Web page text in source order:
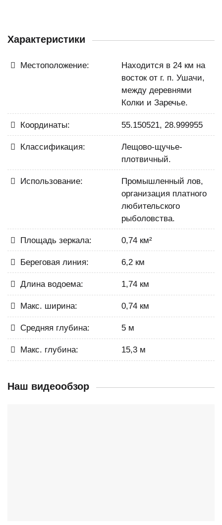
Характеристики
Местоположение:
Находится в 24 км на
восток от г. п. Ушачи,
между деревнями
Колки и Заречье.
Координаты: 55.150521, 28.999955
Классификация:
Лещово-щучье-
плотвичный.
Использование:
Промышленный лов,
организация платного
любительского
рыболовства.
Площадь зеркала: 0,74 км²
Береговая линия: 6,2 км
Длина водоема: 1,74 км
Макс. ширина: 0,74 км
Средняя глубина: 5 м
Макс. глубина: 15,3 м
Наш видеообзор